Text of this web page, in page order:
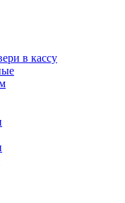
в кассу